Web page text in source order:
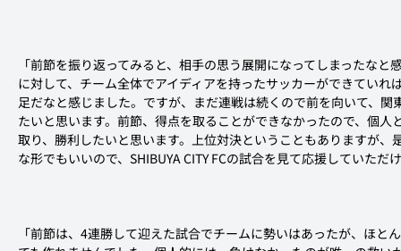
「前節を振り返ってみると、相手の思う展開になってしまったな
に対して、チーム全体でアイディアを持ったサッカーができてい
足だなと感じました。ですが、まだ連戦は続くので前を向いて、
たいと思います。前節、得点を取ることができなかったので、個
取り、勝利したいと思います。上位対決ということもありますが
な形でもいいので、SHIBUYA CITY FCの試合を見て応援していた
「前節は、4連勝して迎えた試合でチームに勢いはあったが、ほと